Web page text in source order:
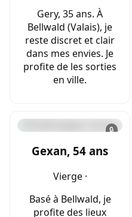
Gery, 35 ans. À
Bellwald (Valais), je
reste discret et clair
dans mes envies. Je
profite de les sorties
en ville.
🔒
Gexan, 54 ans
Vierge ·
Basé à Bellwald, je
profite des lieux